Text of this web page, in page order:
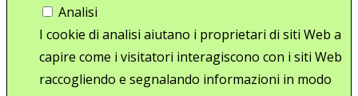
Analisi
I cookie di analisi aiutano i proprietari di siti Web a
capire come i visitatori interagiscono con i siti Web
raccogliendo e segnalando informazioni in modo